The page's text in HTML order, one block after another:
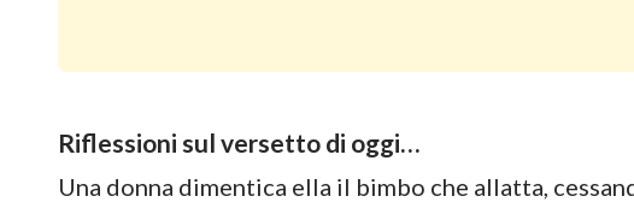
Riflessioni sul versetto di oggi…
Una donna dimentica ella il bimbo che allatta,